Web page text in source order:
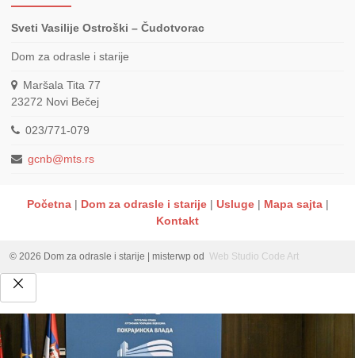
Sveti Vasilije Ostroški – Čudotvorac
Dom za odrasle i starije
Maršala Tita 77
23272 Novi Bečej
023/771-079
gcnb@mts.rs
Početna Dom za odrasle i starije Usluge
Mapa sajta
Kontakt
© 2026 Dom za odrasle i starije misterwp od Web Studio Code Art